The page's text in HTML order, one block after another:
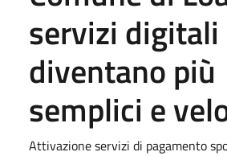
servizi digitali
diventano più
semplici e
Attivazione servizi di pagamento